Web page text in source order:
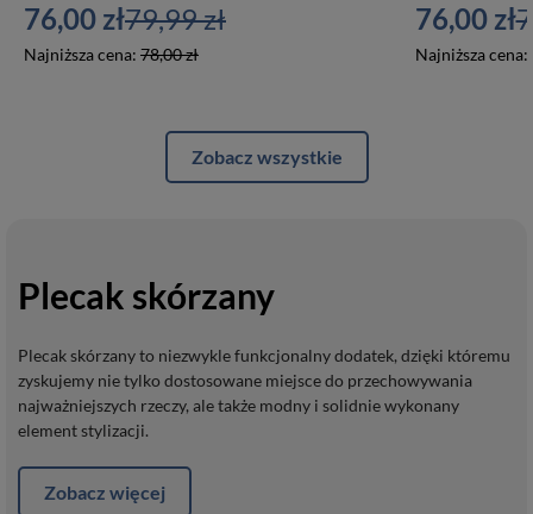
76,00 zł
Najniższa cena: 78,00 zł
79,99 zł 76,00 zł
Najniższa cena:
Zobacz wszystkie
Plecak skórzany
Plecak skórzany to niezwykle funkcjonalny dodatek, dzięki któremu
zyskujemy nie tylko dostosowane miejsce do przechowywania
najważniejszych rzeczy, ale także modny i solidnie wykonany
element stylizacji.
Zobacz więcej